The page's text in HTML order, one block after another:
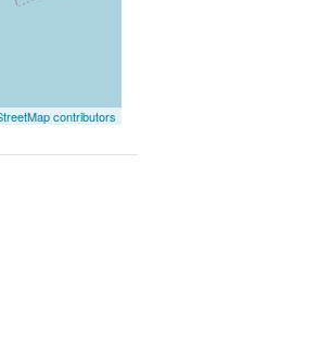
contributors